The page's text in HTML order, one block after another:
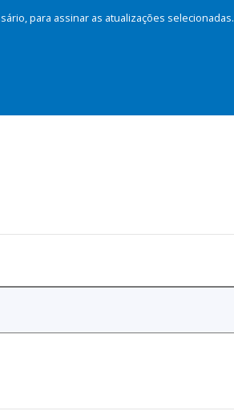
para assinar as atualizações selecionadas.